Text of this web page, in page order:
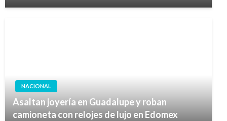
NACIONAL
Asaltan joyería en Guadalupe y roban
camioneta con relojes de lujo en Edomex